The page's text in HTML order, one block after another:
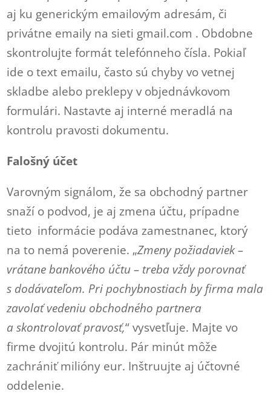
aj ku generickým emailovým adresám, či
privátne emaily na sieti gmail.com . Obdobne
skontrolujte formát telefónneho čísla. Pokiaľ
ide o text emailu, často sú chyby vo vetnej
skladbe alebo preklepy v objednávkovom
formulári. Nastavte aj interné meradlá na
kontrolu pravosti dokumentu.
Falošný účet
Varovným signálom, že sa obchodný partner
snaží o podvod, je aj zmena účtu, prípadne
tieto informácie podáva zamestnanec, ktorý
na to nemá poverenie. „Zmeny požiadaviek –
vrátane bankového účtu – treba vždy porovnať
s dodávateľom. Pri pochybnostiach by firma mala
zavolať vedeniu obchodného partnera
a skontrolovať pravosť,“ vysvetľuje. Majte vo
firme dvojitú kontrolu. Pár minút môže
zachrániť milióny eur. Inštruujte aj účtovné
oddelenie.